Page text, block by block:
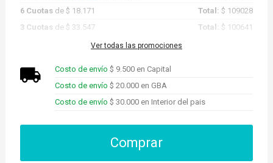
6 Cuotasde $ 18.171 Total:$ 109028
3 Cuotas de $ 33.547 Total: $ 100641
de $ 88.527
Ver todas las promociones
Costo de envío $ 9.500 en Capital
Costo de envío $ 20.000 en GBA
Costo de envío $ 30.000 en Interior del pais
Comprar